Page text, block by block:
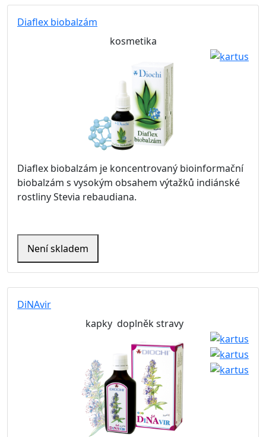
Diaflex biobalzám
kosmetika
Diaflex biobalzám je koncentrovaný bioinformační
biobalzám s vysokým obsahem výtažků indiánské
rostliny Stevia rebaudiana.
Není skladem
DiNAvir
kapky doplněk stravy